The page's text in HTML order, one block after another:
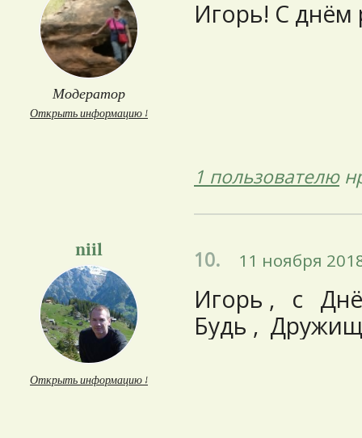
Модератор
Открыть информацию ↓
Игорь! С днём
1 пользователю
niil
Открыть информацию ↓
10. 11 ноября
Игорь , с
Будь ,